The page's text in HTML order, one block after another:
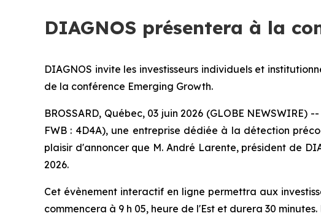
DIAGNOS présentera à la
DIAGNOS invite les investisseurs individuels et
de la conférence Emerging Growth.
BROSSARD, Québec, 03 juin 2026 (GLOBE NEWSWIRE)
FWB : 4D4A), une entreprise dédiée à la détection
plaisir d'annoncer que M. André Larente, président de
2026.
Cet évènement interactif en ligne permettra aux
commencera à 9 h 05, heure de l'Est et durera 30